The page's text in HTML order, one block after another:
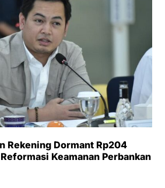
Rekening Dormant Rp204
Keamanan Perbankan